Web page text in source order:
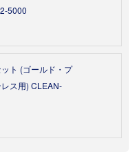
5000
ト (ゴールド・プ
ス用) CLEAN-